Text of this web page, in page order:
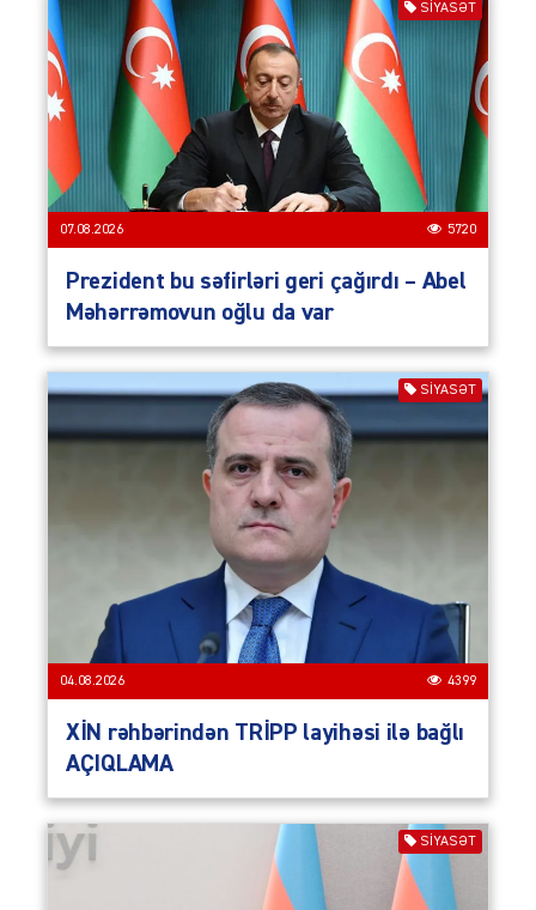
SIYASƏT
07.08.2026 5720
Prezident bu səfirləri geri çağırdı – Abel
Məhərrəmovun oğlu da var
SIYASƏT
04.08.2026 4399
XİN rəhbərindən TRİPP layihəsi ilə bağlı
AÇIQLAMA
SIYASƏT